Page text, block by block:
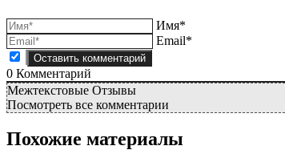
Имя*
Email*
0 Комментарий
Межтекстовые Отзывы
Посмотреть все комментарии
Похожие материалы